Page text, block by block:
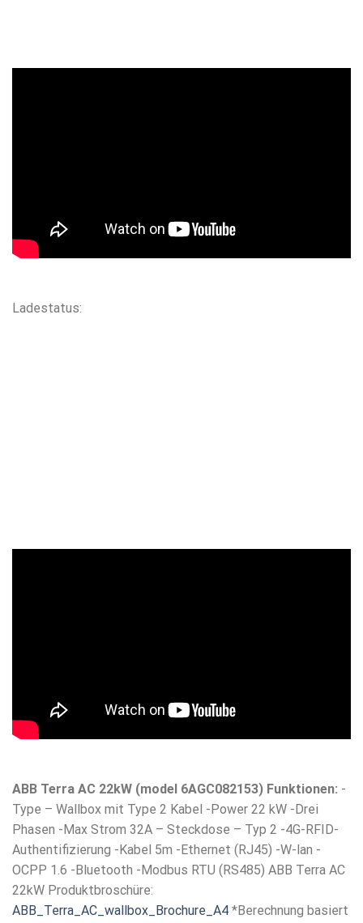
Ladestatus:
ABB Terra AC 22kW (model 6AGC082153) Funktionen: -
Type – Wallbox mit Type 2 Kabel -Power 22 kW -Drei
Phasen -Max Strom 32A – Steckdose – Typ 2 -4G-RFID-
Authentifizierung -Kabel 5m -Ethernet (RJ45) -W-lan -
OCPP 1.6 -Bluetooth -Modbus RTU (RS485) ABB Terra AC
22kW Produktbroschüre:
ABB_Terra_AC_wallbox_Brochure_A4 *Berechnung basiert